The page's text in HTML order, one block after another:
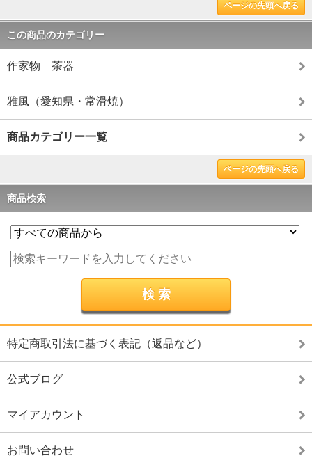
ページの先頭へ戻る
この商品のカテゴリー
作家物 茶器
雅風（愛知県・常滑焼）
商品カテゴリー一覧
ページの先頭へ戻る
商品検索
特定商取引法に基づく表記（返品など）
公式ブログ
マイアカウント
お問い合わせ